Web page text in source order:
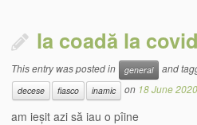
la coadă la covid
This entry was posted in general and
decese
fiasco inamic on 18 June 2020
am ieșit azi să iau o pîine